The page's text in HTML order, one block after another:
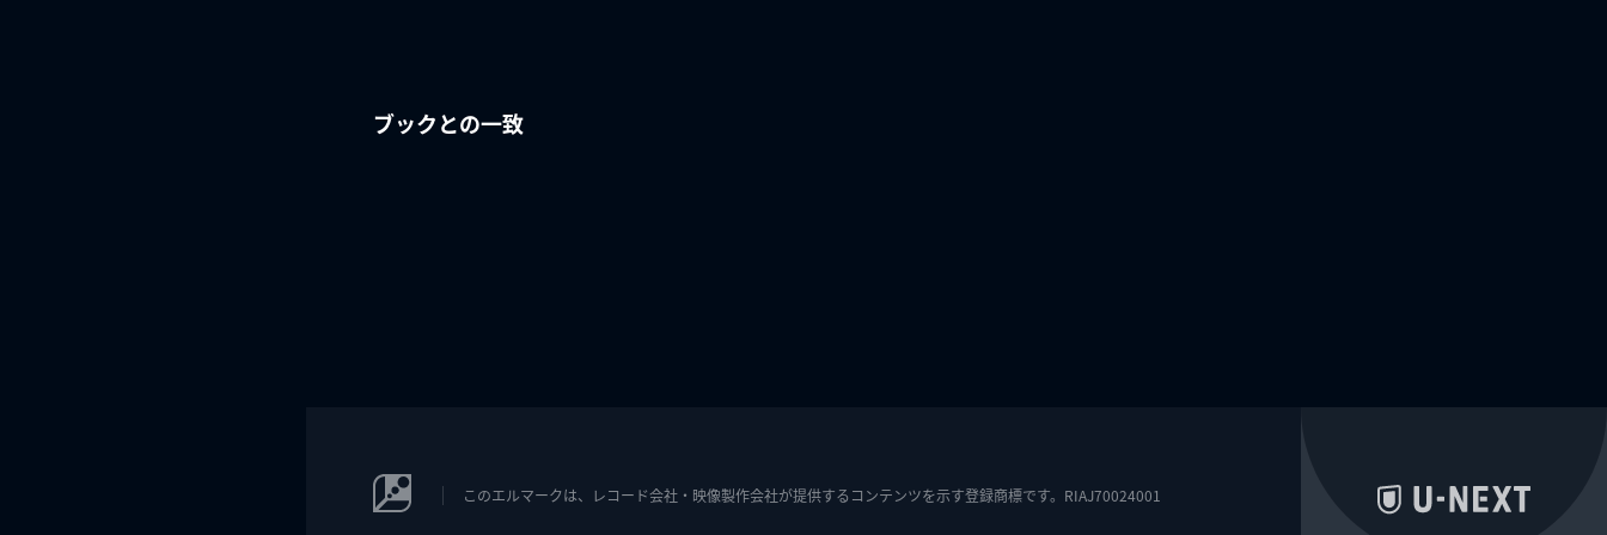
ブックとの一致
このエルマークは、レコード会社・映像製作会社が提供するコンテンツを示す登録商標です。RIAJ70024001